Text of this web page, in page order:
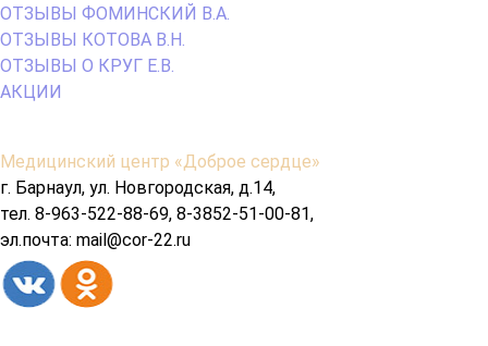
ОТЗЫВЫ ФОМИНСКИЙ В.А.
ОТЗЫВЫ КОТОВА В.Н.
ОТЗЫВЫ О КРУГ Е.В.
АКЦИИ
Содержимое
подвала
Медицинский центр «Доброе сердце»
г. Барнаул, ул. Новгородская, д.14,
тел. 8-963-522-88-69, 8-3852-51-00-81,
эл.почта: mail@cor-22.ru